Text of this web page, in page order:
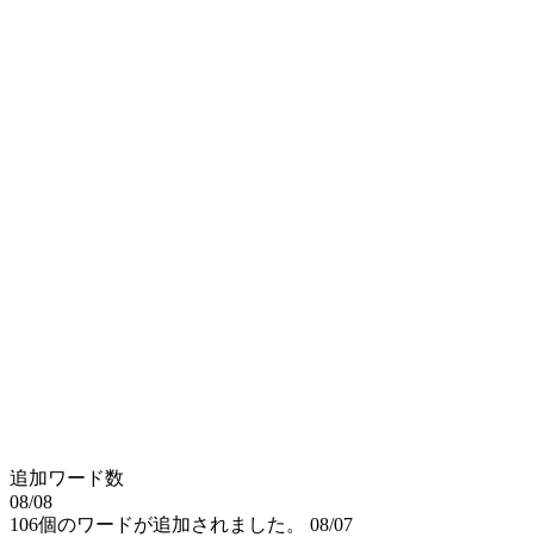
追加ワード数
08/08
106個のワードが追加されました。
08/07